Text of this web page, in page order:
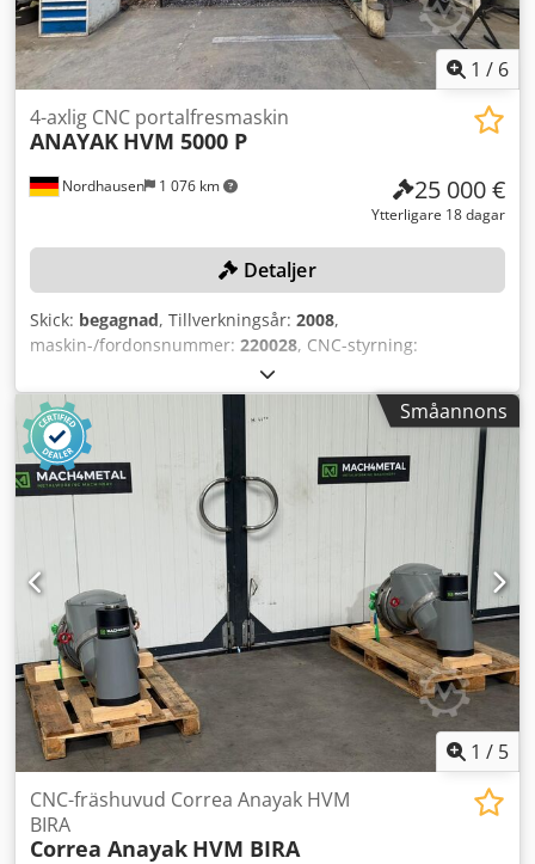
endast i horisontellt spindelläge
1 / 6
Nordhausen 1 076 km
4-axlig CNC portalfresmaskin
ANAYAK HVM 5000 P
25 000 €
Ytterligare 18 dagar
Detaljer
Skick: begagnad, Tillverkningsår: 2008,
maskin-/fordonsnummer: 220028, CNC-styrning:
HEIDENHAIN iTNC 530, rörelseområde X-axeln 4300 mm, Y-
axeln 1500 mm, Z-axeln 1300 mm, bordsstorlek 4970 mm x
1200 mm, max. bordsbelastning 15 000 kg/m²,
verktygsfäste ISO 50, fleraxlig fräshuvud 45°,
vinkelpositionering automatiskt för axlarna B och A,
spindelmotoreffekt 22 kW, rotationslås hydrauliskt,
arbetsmatning 10 000 mm/min, snabbmatning 20 000
mm/min, med kylsystem, totalt antal spindeltimmar 25 496
timmar. Crjdjzn A U Rjpfx Adhof
Småannons
1 / 5
CNC-fräshuvud Correa Anayak HVM
BIRA
Correa Anayak HVM BIRA